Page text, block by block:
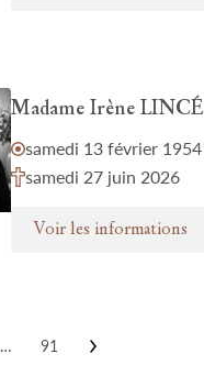
Madame Irène LINCÉ
samedi 13 février 1954
samedi 27 juin 2026
Voir les informations
… 91